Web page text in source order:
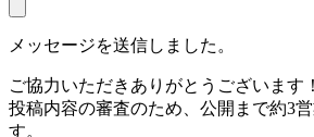
メッセージを送信しました。
ご協力いただきありがとうございます！
投稿内容の審査のため、公開まで約3
す。